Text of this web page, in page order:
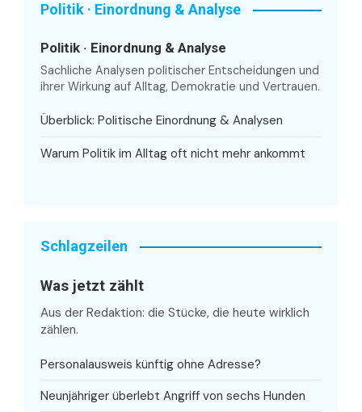
Politik · Einordnung & Analyse
Politik · Einordnung & Analyse
Sachliche Analysen politischer Entscheidungen und
ihrer Wirkung auf Alltag, Demokratie und Vertrauen.
Überblick: Politische Einordnung & Analysen
Warum Politik im Alltag oft nicht mehr ankommt
Schlagzeilen
Was jetzt zählt
Aus der Redaktion: die Stücke, die heute wirklich
zählen.
Personalausweis künftig ohne Adresse?
Neunjähriger überlebt Angriff von sechs Hunden